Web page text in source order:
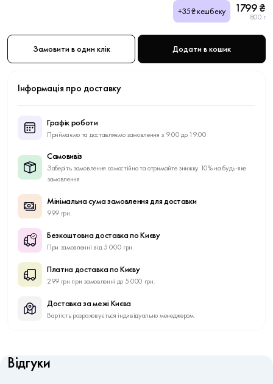
+35₴ кешбеку 1799 ₴
800 г
Замовити в один клік Додати в кошик
Інформація про доставку
Графік роботи
Приймаємо та доставляємо замовлення з 9:00 до 19:00
Самовивіз
Заберіть замовлення самостійно та отримайте знижку 10% на будь-яке
замовлення
Мінімальна сума замовлення для доставки
999 грн.
Безкоштовна доставка по Києву
При замовленні від 5 000 грн.
Платна доставка по Києву
299 грн при замовленні до 5 000 грн.
Доставка за межі Києва
Вартість розраховується індивідуально менеджером.
Відгуки